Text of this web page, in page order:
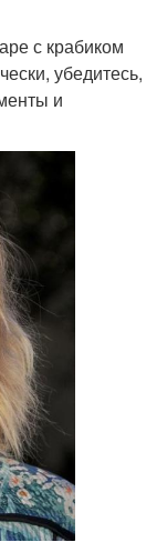
с крабиком
убедитесь,
и